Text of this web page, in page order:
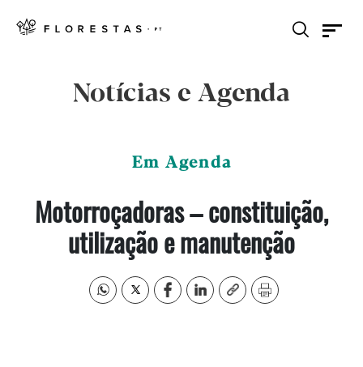
Notícias e Agenda
Em Agenda
Motorroçadoras – constituição,
utilização e manutenção